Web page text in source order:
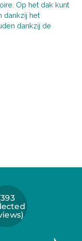
Op het dak kunt
dankzij het
dankzij de